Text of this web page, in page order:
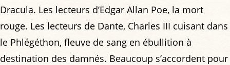
Dracula. Les lecteurs d’Edgar Allan Poe, la mort
rouge. Les lecteurs de Dante, Charles III cuisant dans
le Phlégéthon, fleuve de sang en ébullition à
destination des damnés. Beaucoup s’accordent pour